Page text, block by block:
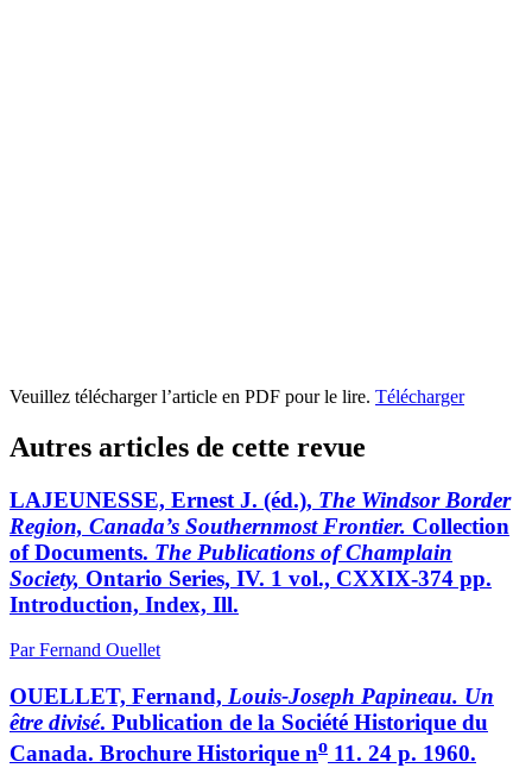
Veuillez télécharger l’article en PDF pour le lire. Télécharger
Autres articles de cette revue
LAJEUNESSE, Ernest J. (éd.), The Windsor Border
Region, Canada’s Southernmost Frontier. Collection
of Documents. The Publications of Champlain
Society, Ontario Series, IV. 1 vol., CXXIX-374 pp.
Introduction, Index, Ill.
Par Fernand Ouellet
OUELLET, Fernand, Louis-Joseph Papineau. Un
être divisé. Publication de la Société Historique du
Canada. Brochure Historique no 11. 24 p. 1960.